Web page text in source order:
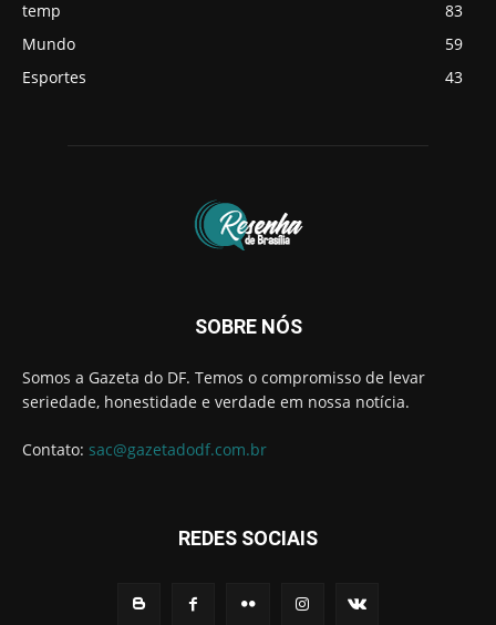
temp
83
Mundo
59
Esportes
43
SOBRE NÓS
Somos a Gazeta do DF. Temos o compromisso de levar
seriedade, honestidade e verdade em nossa notícia.
Contato: sac@gazetadodf.com.br
REDES SOCIAIS